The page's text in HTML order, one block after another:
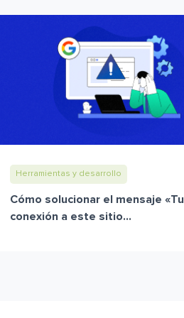
Herramientas y desarrollo
Cómo solucionar el mensaje «Tu
conexión a este sitio...